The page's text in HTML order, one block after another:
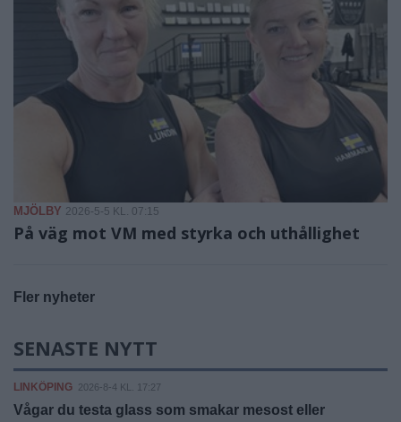
MJÖLBY 2026-5-5 KL. 07:15
På väg mot VM med styrka och uthållighet
Fler nyheter
SENASTE NYTT
LINKÖPING 2026-8-4 KL. 17:27
Vågar du testa glass som smakar mesost eller